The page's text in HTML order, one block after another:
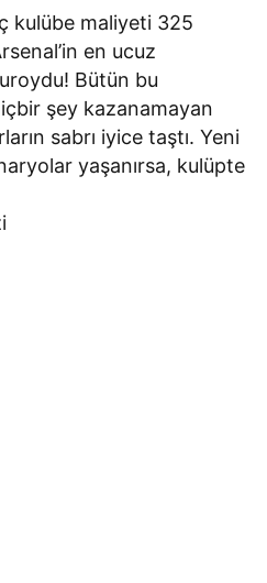
kulübe maliyeti 325
en ucuz
Bütün bu
şey kazanamayan
sabrı iyice taştı. Yeni
yaşanırsa, kulüpte